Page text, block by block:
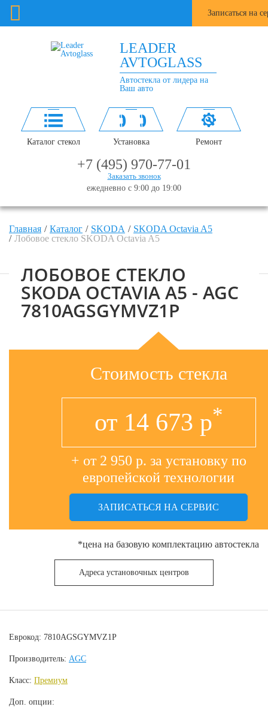
Записаться на
LEADER
AVTOGLASS
Автостекла от лидера на
Ваш авто
Каталог стекол Установка Ремонт
+7 (495) 970-77-01
Заказать звонок
ежедневно с 9:00 до 19:00
Главная Каталог SKODA
SKODA Octavia A5
Лобовое стекло SKODA Octavia A5
ЛОБОВОЕ СТЕКЛО
SKODA OCTAVIA A5 - AGC
7810AGSGYMVZ1P
Стоимость стекла
от 14 673 р*
+ от 2 950 р. за установку по
европейской технологии
ЗАПИСАТЬСЯ НА СЕРВИС
*цена на базовую комплектацию автостекла
Адреса установочных центров
Еврокод: 7810AGSGYMVZ1P
Производитель: AGC
Класс: Премиум
Доп. опции: